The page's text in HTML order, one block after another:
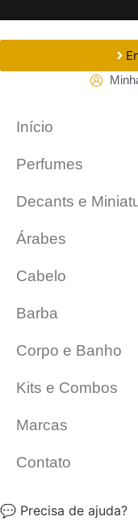
Início
Perfumes
Decants e
Árabes
Cabelo
Barba
Corpo e Banho
Kits e Combos
Marcas
Contato
💬 Precisa de ajuda?